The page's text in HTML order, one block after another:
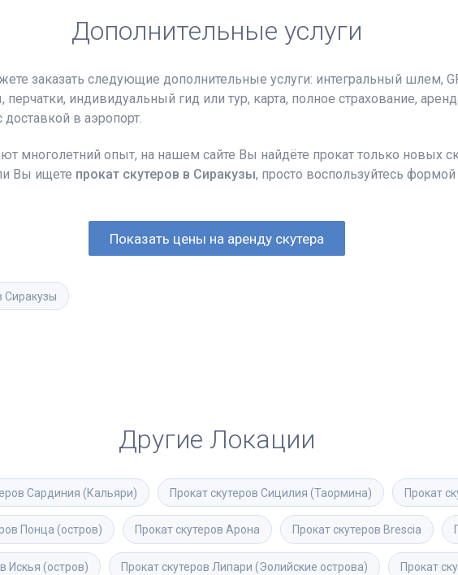
Дополнительные услуги
заказать следующие дополнительные услуги: интегральный шлем,
индивидуальный гид или тур, карта, полное страхование,
в аэропорт.
многолетний опыт, на нашем сайте Вы найдёте прокат только новых
Вы ищете прокат скутеров в Сиракузы, просто воспользуйтесь
Показать цены на аренду скутера
Сиракузы
Другие Локации
Сардиния (Кальяри) Прокат скутеров Сицилия (Таормина) Прокат
Понца (остров) Прокат скутеров Арона Прокат скутеров Brescia
Искья (остров) Прокат скутеров Липари (Эолийские острова) Прокат